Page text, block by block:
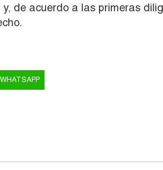
de acuerdo a las primeras
WHATSAPP